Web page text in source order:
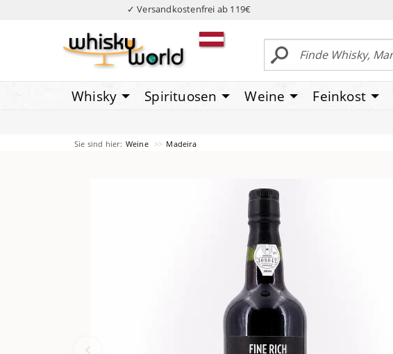
✓ Versandkostenfrei ab 119€
Whisky Spirituosen Weine Feinkost
Sie sind hier: Weine Madeira